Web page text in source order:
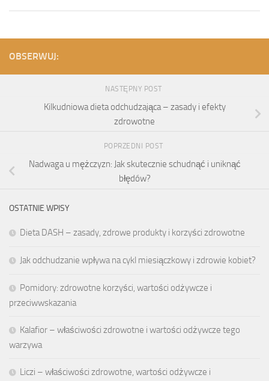
OBSERWUJ:
NASTĘPNY POST
Kilkudniowa dieta odchudzająca – zasady i efekty
zdrowotne
POPRZEDNI POST
Nadwaga u mężczyzn: Jak skutecznie schudnąć i uniknąć
błędów?
OSTATNIE WPISY
Dieta DASH – zasady, zdrowe produkty i korzyści zdrowotne
Jak odchudzanie wpływa na cykl miesiączkowy i zdrowie kobiet?
Pomidory: zdrowotne korzyści, wartości odżywcze i
przeciwwskazania
Kalafior – właściwości zdrowotne i wartości odżywcze tego
warzywa
Liczi – właściwości zdrowotne, wartości odżywcze i